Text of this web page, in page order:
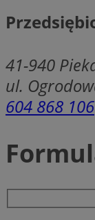
41-940
ul.
604 868 106